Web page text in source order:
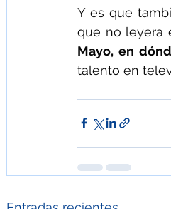
Y es que
que no leyera
Mayo, en
talento en